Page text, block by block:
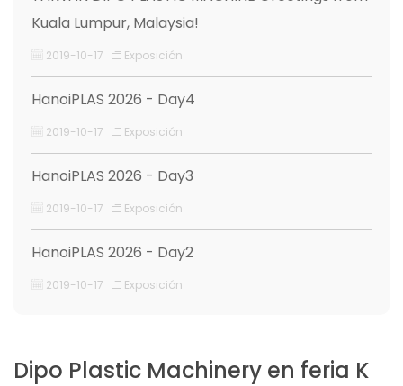
Kuala Lumpur, Malaysia!
2019-10-17 Exposición
HanoiPLAS 2026 - Day4
2019-10-17 Exposición
HanoiPLAS 2026 - Day3
2019-10-17 Exposición
HanoiPLAS 2026 - Day2
2019-10-17 Exposición
Dipo Plastic Machinery en feria K